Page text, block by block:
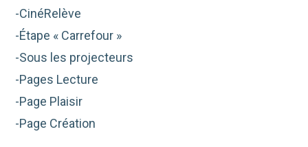
-CinéRelève
-Étape « Carrefour »
-Sous les projecteurs
-Pages Lecture
-Page Plaisir
-Page Création